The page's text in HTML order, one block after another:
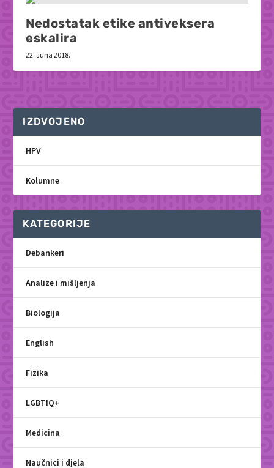
Nedostatak etike antiveksera
eskalira
22. Juna 2018.
IZDVOJENO
HPV
Kolumne
KATEGORIJE
Debankeri
Analize i mišljenja
Biologija
English
Fizika
LGBTIQ+
Medicina
Naučnici i djela